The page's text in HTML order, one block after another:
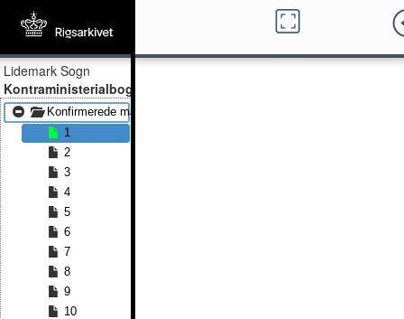
Lidemark Sogn
Kontraministerialbog
Konfirmerede mænd 1815 - Konfirmerede mænd 1836
1
2
3
4
5
6
7
8
9
10